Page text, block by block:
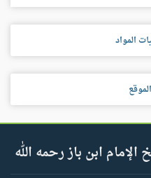
المواد
ابن باز رحمه الله